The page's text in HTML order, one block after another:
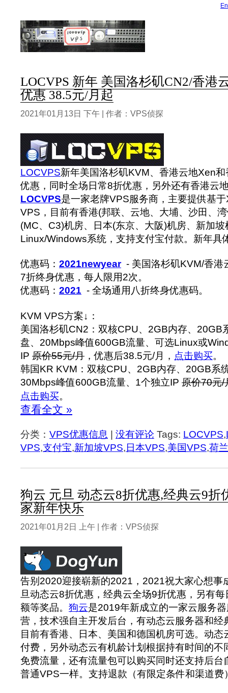
LOCVPS 新年 美国洛杉矶CN2/香港
优惠 38.5元/月起
2021年01月13日 下午 | 作者：VPS侦探
LOCVPS新年美国洛杉矶KVM、香港云地Xen
优惠，同时全场日常8折优惠，另外还有香港云
LOCVPS是一家老牌VPS服务商，主要提供基
VPS，目前有香港(邦联、云地、大埔、沙田、
(MC、C3)机房、日本(东京、大阪)机房、新加
Linux/Windows系统，支持支付宝付款。新年具
优惠码： 2021newyear- 美国洛杉矶KVM/香港
7折终身优惠，每人限用2次。
优惠码： 2021 - 全场通用八折终身优惠码。
KVM VPS方案↓：
美国洛杉矶CN2：双核CPU、2GB内存、20GB
盘、20Mbps峰值600GB流量、可选Linux或
IP 原价55元/月 ，优惠后38.5元/月， 点击购买。
韩国KR KVM：双核CPU、2GB内存、20GB系
30Mbps峰值600GB流量、1个独立IP 原价70元/
点击购买。
查看全文 »
分类： VPS优惠信息 没有评论 Tags: LOCVPS,
VPS,支付宝,新加坡VPS, 日本VPS,美国VPS,荷
狗云 元旦 动态云8折优惠,经典云9折
家新年快乐
2021年01月2日 上午 | 作者：VPS侦探
告别2020迎接崭新的2021，2021祝大家心想事
旦动态云8折优惠，经典云全场9折优惠，另有
额等奖品。 狗云是2019年新成立的一家云服务
营，技术强自主开发后台，有动态云服务器和经
目前有香港、日本、美国和德国机房可选。动态
付费，另外动态云有机龄计划根据持有时间的不
免费流量，还有流量包可以购买同时还支持后台
普通VPS一样。支持退款（有限定条件和渠道费